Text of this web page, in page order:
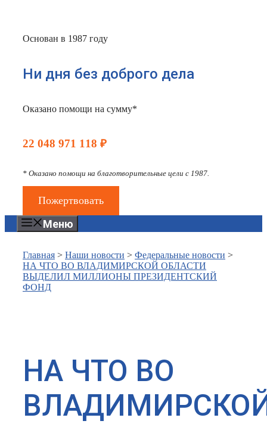
Основан в 1987 году
Ни дня без доброго дела
Оказано помощи на сумму*
22 048 971 118 ₽
* Оказано помощи на благотворительные цели с 1987.
Пожертвовать
Меню
Главная > Наши новости > Федеральные новости >
НА ЧТО ВО ВЛАДИМИРСКОЙ ОБЛАСТИ
ВЫДЕЛИЛ МИЛЛИОНЫ ПРЕЗИДЕНТСКИЙ
ФОНД
НА ЧТО ВО